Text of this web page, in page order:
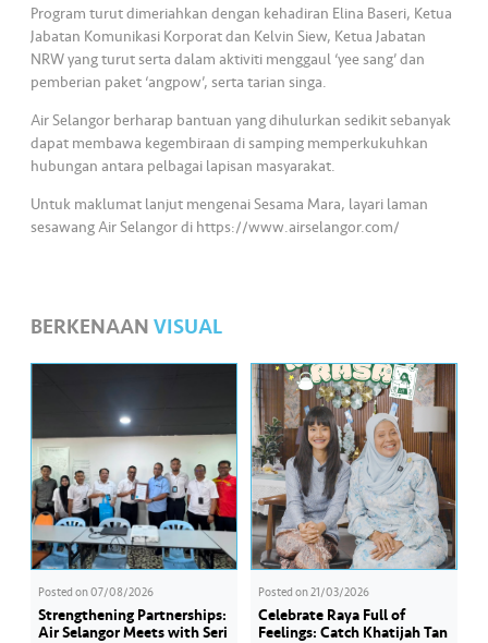
Program turut dimeriahkan dengan kehadiran Elina Baseri, Ketua
Jabatan Komunikasi Korporat dan Kelvin Siew, Ketua Jabatan
NRW yang turut serta dalam aktiviti menggaul ‘yee sang’ dan
pemberian paket ‘angpow’, serta tarian singa.
Air Selangor berharap bantuan yang dihulurkan sedikit sebanyak
dapat membawa kegembiraan di samping memperkukuhkan
hubungan antara pelbagai lapisan masyarakat.
Untuk maklumat lanjut mengenai Sesama Mara, layari laman
sesawang Air Selangor di https://www.airselangor.com/
BERKENAANVISUAL
Posted on07/08/2026
Strengthening Partnerships:
Air Selangor Meets with Seri
Posted on21/03/2026
Celebrate Raya Full of
Feelings: Catch Khatijah Tan